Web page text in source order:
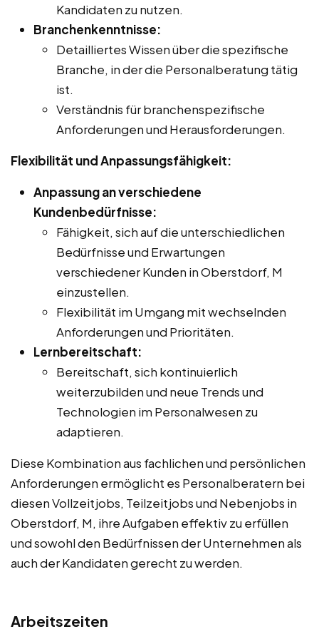
Kandidaten zu nutzen.
Branchenkenntnisse:
Detailliertes Wissen über die spezifische
Branche, in der die Personalberatung tätig
ist.
Verständnis für branchenspezifische
Anforderungen und Herausforderungen.
Flexibilität und Anpassungsfähigkeit:
Anpassung an verschiedene
Kundenbedürfnisse:
Fähigkeit, sich auf die unterschiedlichen
Bedürfnisse und Erwartungen
verschiedener Kunden in Oberstdorf, M
einzustellen.
Flexibilität im Umgang mit wechselnden
Anforderungen und Prioritäten.
Lernbereitschaft:
Bereitschaft, sich kontinuierlich
weiterzubilden und neue Trends und
Technologien im Personalwesen zu
adaptieren.
Diese Kombination aus fachlichen und persönlichen
Anforderungen ermöglicht es Personalberatern bei
diesen Vollzeitjobs, Teilzeitjobs und Nebenjobs in
Oberstdorf, M, ihre Aufgaben effektiv zu erfüllen
und sowohl den Bedürfnissen der Unternehmen als
auch der Kandidaten gerecht zu werden.
Arbeitszeiten